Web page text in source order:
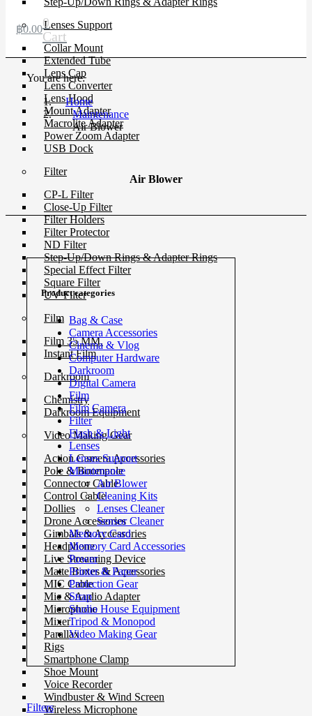
Lenses Support
Collar Mount
Extended Tube
Lens Cap
Lens Converter
Lens Hood
Mount Adapter
Macrolite Adapter
Power Zoom Adapter
USB Dock
Filter
CP-L Filter
Close-Up Filter
Filter Holders
Filter Protector
ND Filter
Step-Up/Down Rings & Adapter Rings
Special Effect Filter
Square Filter
UV Filter
Film
Film 35 MM.
Instant Film
Darkroom
Chemistry
Darkroom Equipment
Video Making Gear
Action Camera Accessories
Pole & Boompole
Connector Cable
Control Cable
Dollies
Drone Accessories
Gimbals & Accessories
Headphone
Live Streaming Device
Matte Boxes & Accessories
MIC Cable
Mic & Audio Adapter
Microphone
Mixer
Parallax
Rigs
Smartphone Clamp
Shoe Mount
Voice Recorder
Windbuster & Wind Screen
Wireless Microphone
฿0.000
Cart
You are here:
Home
Maintenance
Air Blower
Air Blower
Product categories
Bag & Case
Camera Accessories
Cinema & Vlog
Computer Hardware
Darkroom
Digital Camera
Film
Film Camera
Filter
Flash & Light
Lenses
Lenses Support
Maintenance
Air Blower
Cleaning Kits
Lenses Cleaner
Sensor Cleaner
Memory Card
Memory Card Accessories
Power
Printer & Paper
Protection Gear
Strap
Studio House Equipment
Tripod & Monopod
Video Making Gear
Filters